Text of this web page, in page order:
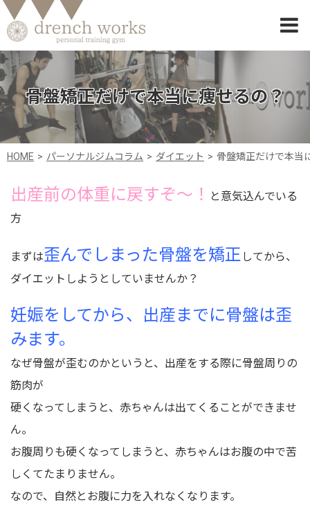
骨盤矯正だけで本当に痩せるの？
HOME パーソナルジムコラム ダイエット 骨盤矯正だけで本当
出産前の体重に戻すぞ～！
と意気込んでいる
方
まずは歪んでしまった骨盤を矯正 してから、
ダイエットしようとしていませんか？
妊娠をしてから、出産までに骨盤は歪
みます。
なぜ骨盤が歪むのかというと、出産をする際に骨盤周りの
筋肉が
硬くなってしまうと、赤ちゃんは出てくることができませ
ん。
お腹周りも硬くなってしまうと、赤ちゃんはお腹の中で苦
しくてたまりません。
なので、自然とお腹に力を入れなくなります。